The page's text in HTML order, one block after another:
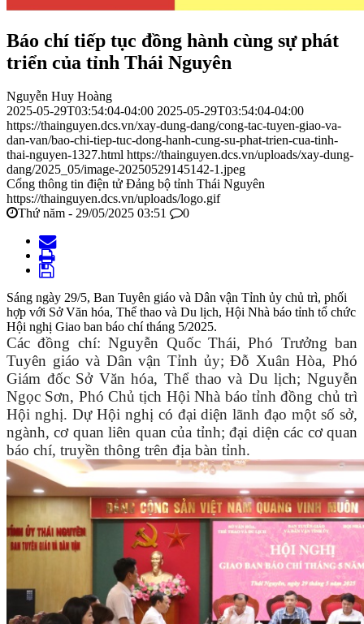
Báo chí tiếp tục đồng hành cùng sự phát
triển của tỉnh Thái Nguyên
Nguyễn Huy Hoàng
2025-05-29T03:54:04-04:00 2025-05-29T03:54:04-04:00
https://thainguyen.dcs.vn/xay-dung-dang/cong-tac-tuyen-giao-va-
dan-van/bao-chi-tiep-tuc-dong-hanh-cung-su-phat-trien-cua-tinh-
thai-nguyen-1327.html https://thainguyen.dcs.vn/uploads/xay-dung-
dang/2025_05/image-20250529145142-1.jpeg
Cổng thông tin điện tử Đảng bộ tỉnh Thái Nguyên
https://thainguyen.dcs.vn/uploads/logo.gif
Thứ năm - 29/05/2025 03:51
0
Sáng ngày 29/5, Ban Tuyên giáo và Dân vận Tỉnh ủy chủ trì, phối
hợp với Sở Văn hóa, Thể thao và Du lịch, Hội Nhà báo tỉnh tổ chức
Hội nghị Giao ban báo chí tháng 5/2025.
Các đồng chí: Nguyễn Quốc Thái, Phó Trưởng ban
Tuyên giáo và Dân vận Tỉnh ủy; Đỗ Xuân Hòa, Phó
Giám đốc Sở Văn hóa, Thể thao và Du lịch; Nguyễn
Ngọc Sơn, Phó Chủ tịch Hội Nhà báo tỉnh đồng chủ trì
Hội nghị. Dự Hội nghị có đại diện lãnh đạo một số sở,
ngành, cơ quan liên quan của tỉnh; đại diện các cơ quan
báo chí, truyền thông trên địa bàn tỉnh.